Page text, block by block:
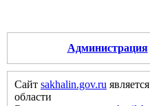
Администрация
Сайт sakhalin.gov.ru
области